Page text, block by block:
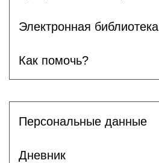
Электронная библиотека
Как помочь?
Персональные данные
Дневник